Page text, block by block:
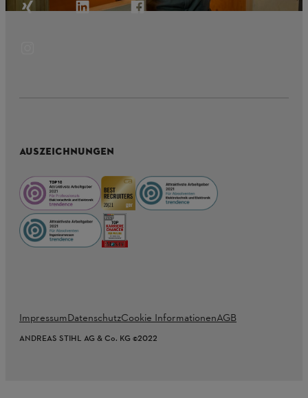
AUSZEICHNUNGEN
ImpressumDatenschutzCookie InformationenAGB
ANDREAS STIHL AG & Co. KG ©2022